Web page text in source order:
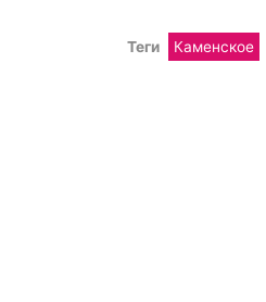
Теги Каменское